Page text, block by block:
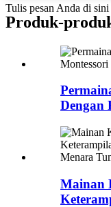
Tulis pesan Anda di
Produk-
Dengan
Mainan